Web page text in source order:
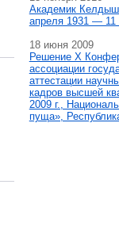
Академик
апреля 1931 — 11
18 июня 2009
Решение X
ассоциации
аттестации
кадров высшей
2009 г.,
пуща»,